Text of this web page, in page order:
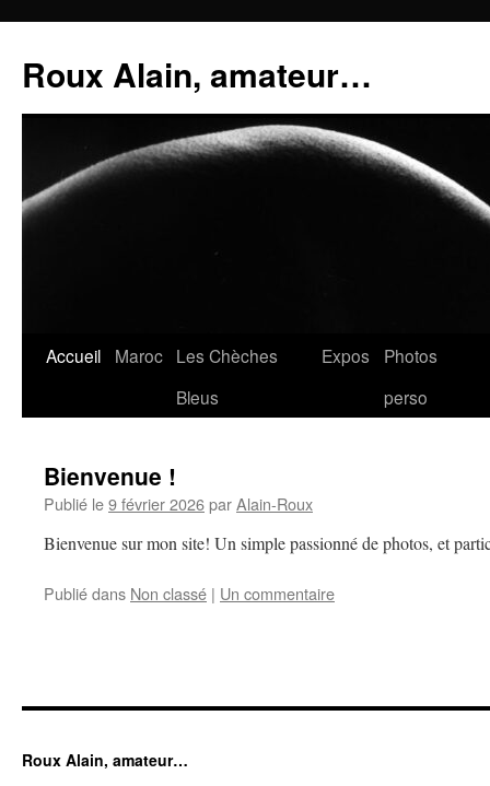
contenu
Roux Alain, amateur…
Accueil Maroc Les Chèches
Bleus
Expos
Photos
perso
Bienvenue !
Publié le9 février 2026parAlain-Roux
Bienvenue sur mon site! Un simple passionné de photos, et
Publié dans Non classé | Un commentaire
Roux Alain, amateur…